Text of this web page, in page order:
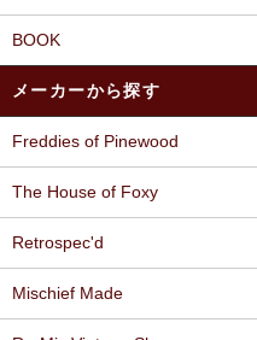
BOOK
メーカーから探す
Freddies of Pinewood
The House of Foxy
Retrospec'd
Mischief Made